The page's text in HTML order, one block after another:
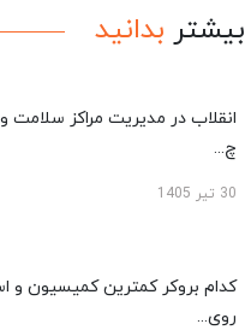
بیشتر بدانید
انقلاب در مدیریت مراکز سلامت و
چ...
30 تیر 1405
کدام بروکر کمترین کمیسیون و
روی...